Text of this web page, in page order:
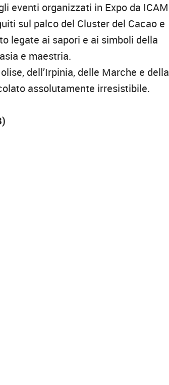
eventi organizzati in Expo da ICAM
sul palco del Cluster del Cacao e
legate ai sapori e ai simboli della
e maestria.
dell’Irpinia, delle Marche e della
assolutamente irresistibile.